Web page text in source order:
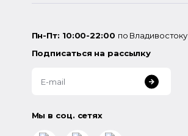
Пн-Пт: 10:00-22:00 по Владивостоку
Подписаться на рассылку
Мы в соц. сетях